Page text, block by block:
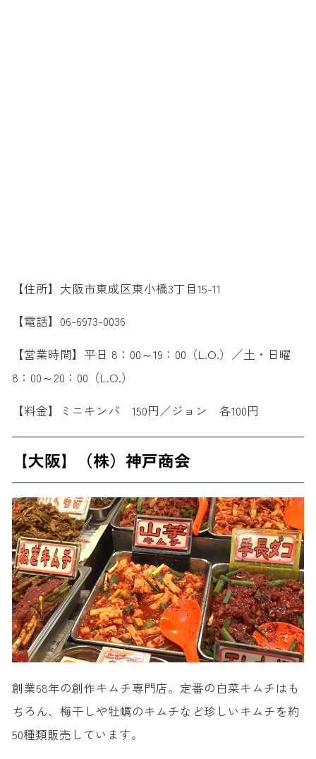
【住所】大阪市東成区東小橋3丁目15-11
【電話】06-6973-0036
【営業時間】平日 8：00～19：00（L.O.）／土・日曜
8：00～20：00（L.O.）
【料金】ミニキンパ 150円／ジョン 各100円
【大阪】（株）神戸商会
創業68年の創作キムチ専門店。定番の白菜キムチはも
ちろん、梅干しや牡蠣のキムチなど珍しいキムチを約
50種類販売しています。